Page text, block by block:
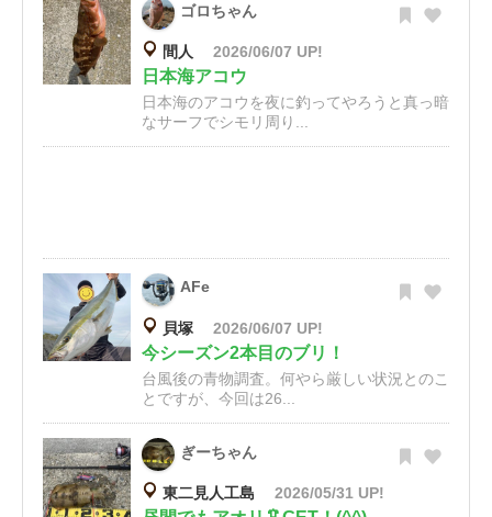
ゴロちゃん
間人 2026/06/07 UP!
日本海アコウ
日本海のアコウを夜に釣ってやろうと真っ暗
なサーフでシモリ周り...
AFe
貝塚 2026/06/07 UP!
今シーズン2本目のブリ！
台風後の青物調査。何やら厳しい状況とのこ
とですが、今回は26...
ぎーちゃん
東二見人工島 2026/05/31 UP!